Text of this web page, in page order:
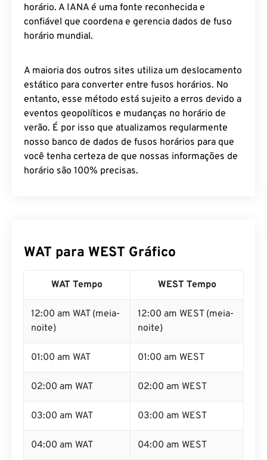
horário. A IANA é uma fonte reconhecida e
confiável que coordena e gerencia dados de fuso
horário mundial.
A maioria dos outros sites utiliza um deslocamento
estático para converter entre fusos horários. No
entanto, esse método está sujeito a erros devido a
eventos geopolíticos e mudanças no horário de
verão. É por isso que atualizamos regularmente
nosso banco de dados de fusos horários para que
você tenha certeza de que nossas informações de
horário são 100% precisas.
WAT para WEST Gráfico
WAT Tempo WEST Tempo
12:00 am WAT (meia-
noite)
12:00 am WEST (meia-
noite)
01:00 am WAT 01:00 am WEST
02:00 am WAT 02:00 am WEST
03:00 am WAT 03:00 am WEST
04:00 am WAT 04:00 am WEST